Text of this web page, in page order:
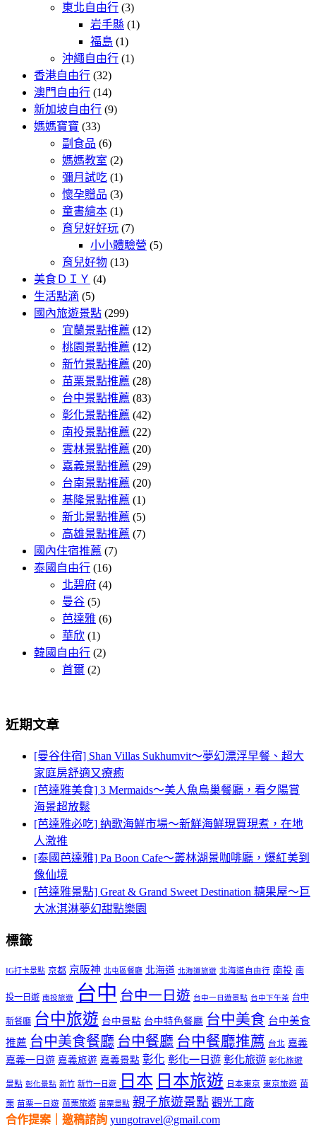
東北自由行 (3)
岩手縣 (1)
福島 (1)
沖繩自由行 (1)
香港自由行 (32)
澳門自由行 (14)
新加坡自由行 (9)
媽媽寶寶 (33)
副食品 (6)
媽媽教室 (2)
彌月試吃 (1)
懷孕贈品 (3)
童書繪本 (1)
育兒好好玩 (7)
小小體驗營 (5)
育兒好物 (13)
美食ＤＩＹ (4)
生活點滴 (5)
國內旅遊景點 (299)
宜蘭景點推薦 (12)
桃園景點推薦 (12)
新竹景點推薦 (20)
苗栗景點推薦 (28)
台中景點推薦 (83)
彰化景點推薦 (42)
南投景點推薦 (22)
雲林景點推薦 (20)
嘉義景點推薦 (29)
台南景點推薦 (20)
基隆景點推薦 (1)
新北景點推薦 (5)
高雄景點推薦 (7)
國內住宿推薦 (7)
泰國自由行 (16)
北碧府 (4)
曼谷 (5)
芭達雅 (6)
華欣 (1)
韓國自由行 (2)
首爾 (2)
近期文章
[曼谷住宿] Shan Villas Sukhumvit～夢幻漂浮早餐、超大
家庭房舒適又療癒
[芭達雅美食] 3 Mermaids～美人魚鳥巢餐廳，看夕陽賞
海景超放鬆
[芭達雅必吃] 納歌海鮮市場～新鮮海鮮現買現煮，在地
人激推
[泰國芭達雅] Pa Boon Cafe～叢林湖景咖啡廳，爆紅美到
像仙境
[芭達雅景點] Great & Grand Sweet Destination 糖果屋～巨
大冰淇淋夢幻甜點樂園
標籤
IG打卡景點 京都 京阪神 北屯區餐廳 北海道 北海道旅遊 北海道自由行 南投 南
投一日遊 南投旅遊 台中 台中一日遊 台中一日遊景點 台中下午茶 台中
新餐廳 台中旅遊 台中景點 台中特色餐廳 台中美食 台中美食
推薦 台中美食餐廳 台中餐廳 台中餐廳推薦 台北 嘉義
嘉義一日遊 嘉義旅遊 嘉義景點 彰化 彰化一日遊 彰化旅遊 彰化旅遊
景點 彰化景點 新竹 新竹一日遊 日本 日本旅遊 日本東京 東京旅遊 苗
栗 苗栗一日遊 苗栗旅遊 苗栗景點 親子旅遊景點 觀光工廠
合作提案｜邀稿諮詢 yungotravel@gmail.com